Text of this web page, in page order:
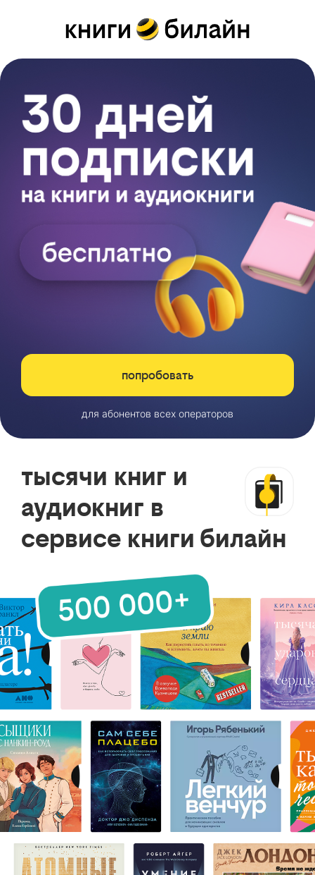
попробовать
для абонентов всех операторов
тысячи книг и
аудиокниг в
сервисе книги билайн